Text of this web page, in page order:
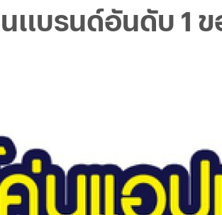
แบรนด์อันดับ 1